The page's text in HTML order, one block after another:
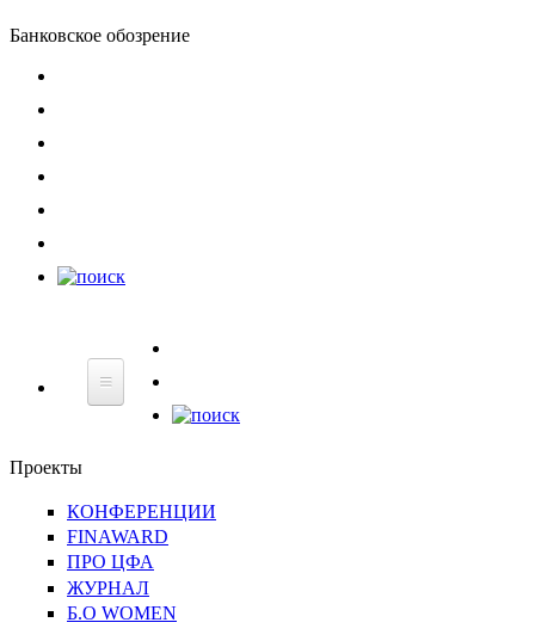
Банковское обозрение
НЕ
Регуляторика
Проекты
КОНФЕРЕНЦИИ
FINAWARD
ПРО ЦФА
ЖУРНАЛ
Б.О WOMEN